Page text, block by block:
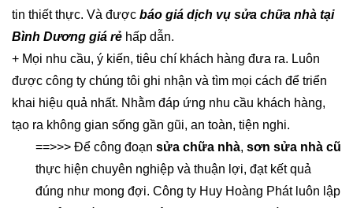
tin thiết thực. Và được báo giá dịch vụ sửa chữa nhà tại
Bình Dương giá rẻ hấp dẫn.
+ Mọi nhu cầu, ý kiến, tiêu chí khách hàng đưa ra. Luôn
được công ty chúng tôi ghi nhận và tìm mọi cách để triển
khai hiệu quả nhất. Nhằm đáp ứng nhu cầu khách hàng,
tạo ra không gian sống gần gũi, an toàn, tiện nghi.
==>>> Để công đoạn sửa chữa nhà, sơn sửa nhà cũ
thực hiện chuyên nghiệp và thuận lợi, đạt kết quả
đúng như mong đợi. Công ty Huy Hoàng Phát luôn lập